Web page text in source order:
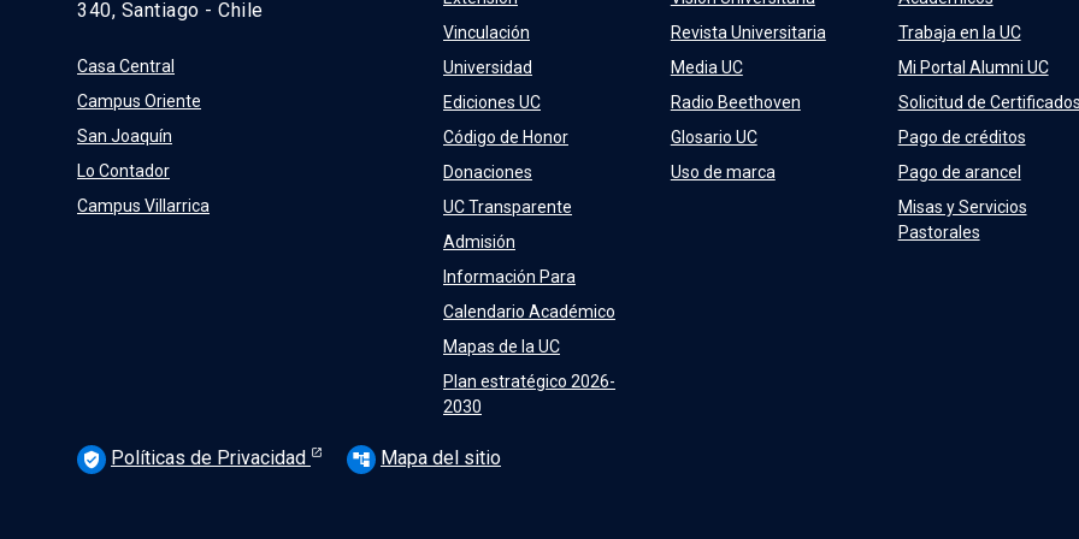
340, Santiago - Chile
Casa Central
Campus Oriente
San Joaquín
Lo Contador
Campus Villarrica
Vinculación
Universidad
Ediciones UC
Código de Honor
Donaciones
UC Transparente
Admisión
Información Para
Calendario Académico
Mapas de la UC
Plan estratégico 2026-
2030
Revista Universitaria
Media UC
Radio Beethoven
Glosario UC
Uso de marca
Trabaja en la UC
Mi Portal Alumni UC
Solicitud de
Pago de créditos
Pago de arancel
Misas y Servicios
Pastorales
verified_user Políticas de Privacidad account_tree Mapa del sitio